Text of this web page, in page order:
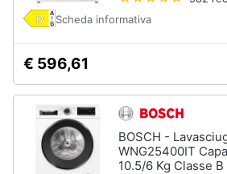
Scheda informativa
€ 596,61
BOSCH -
WNG25400IT
10.5/6 Kg Classe